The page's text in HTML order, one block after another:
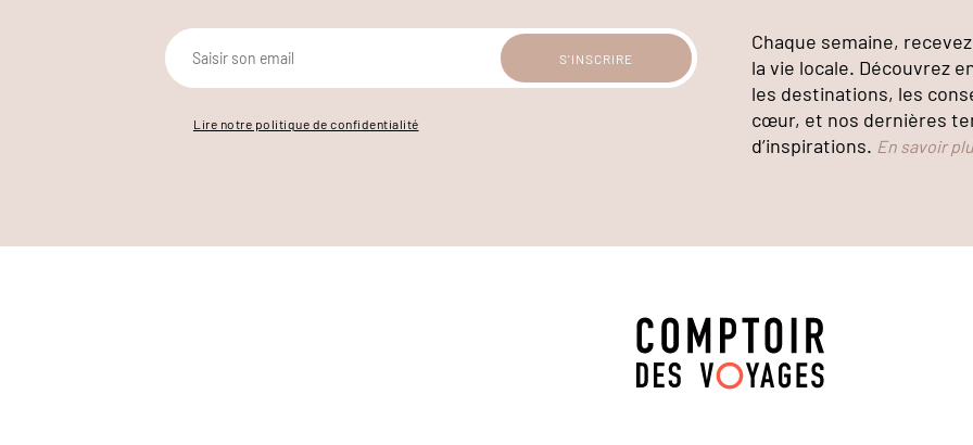
Lire notre politique de confidentialité
Chaque semaine,
la vie locale. Découvrez
les destinations, les
cœur, et nos dernières
d’inspirations. En savoir